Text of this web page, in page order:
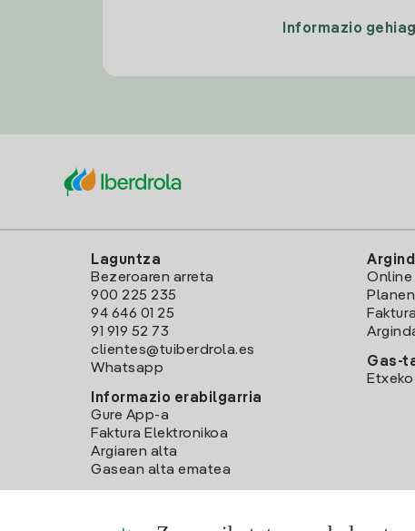
Informazio
Laguntza
Bezeroaren arreta
900 225 235
94 646 01 25
91 919 52 73
clientes@tuiberdrola.es
Whatsapp
Informazio erabilgarria
Gure App-a
Faktura Elektronikoa
Argiaren alta
Gasean alta ematea
Online
Gas-